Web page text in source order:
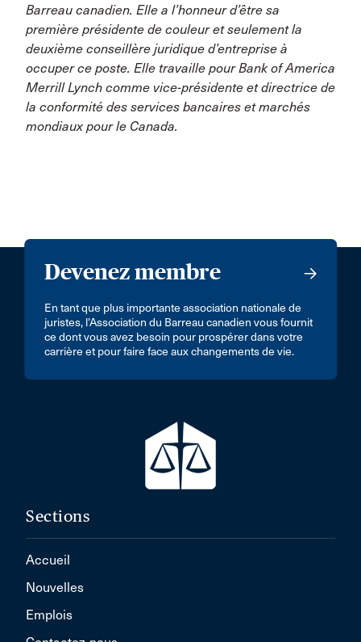
Barreau canadien. Elle a l’honneur d’être sa
première présidente de couleur et seulement la
deuxième conseillère juridique d’entreprise à
occuper ce poste. Elle travaille pour Bank of America
Merrill Lynch comme vice-présidente et directrice de
la conformité des services bancaires et marchés
mondiaux pour le Canada.
Devenez membre
En tant que plus importante association nationale de
juristes, l’Association du Barreau canadien vous fournit
ce dont vous avez besoin pour prospérer dans votre
carrière et pour faire face aux changements de vie.
Sections
Accueil
Nouvelles
Emplois